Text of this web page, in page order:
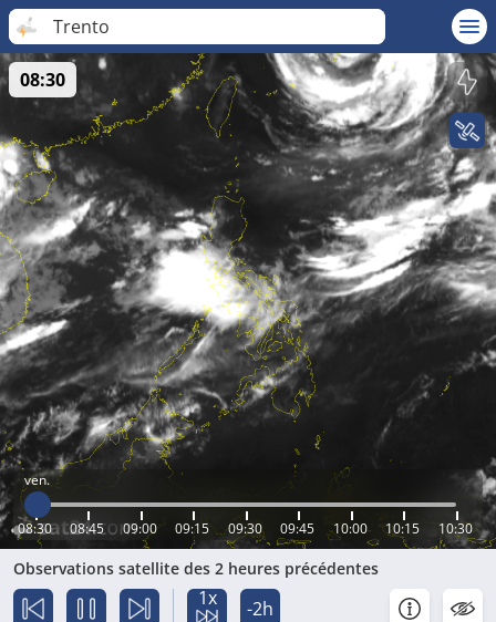
Trento
ven.
08:30 08:45 09:00 09:15 09:30 09:45 10:00 10:15 10:30
08:30
Observations satellite des 2 heures précédentes
1x -2h